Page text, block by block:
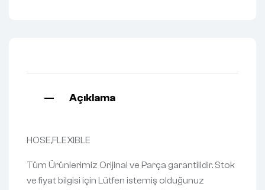
Açıklama
HOSE,FLEXIBLE
Tüm Ürünlerimiz Orijinal ve Parça garantilidir. Stok
ve fiyat bilgisi için Lütfen istemiş olduğunuz